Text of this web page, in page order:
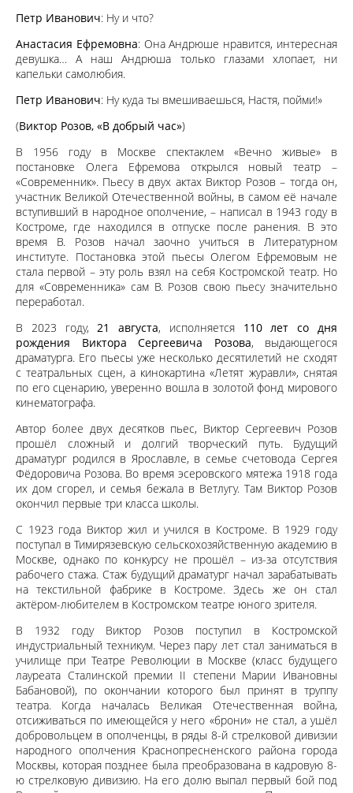
Петр Иванович: Ну и что?
Анастасия Ефремовна: Она Андрюше нравится, интересная
девушка… А наш Андрюша только глазами хлопает, ни
капельки самолюбия.
Петр Иванович: Ну куда ты вмешиваешься, Настя, пойми!»
(Виктор Розов, «В добрый час»)
В 1956 году в Москве спектаклем «Вечно живые» в
постановке Олега Ефремова открылся новый театр –
«Современник». Пьесу в двух актах Виктор Розов – тогда он,
участник Великой Отечественной войны, в самом её начале
вступивший в народное ополчение, – написал в 1943 году в
Костроме, где находился в отпуске после ранения. В это
время В. Розов начал заочно учиться в Литературном
институте. Постановка этой пьесы Олегом Ефремовым не
стала первой – эту роль взял на себя Костромской театр. Но
для «Современника» сам В. Розов свою пьесу значительно
переработал.
В 2023 году,21 августа, исполняется 110 лет со дня
рождения Виктора Сергеевича Розова, выдающегося
драматурга. Его пьесы уже несколько десятилетий не сходят
с театральных сцен, а кинокартина «Летят журавли», снятая
по его сценарию, уверенно вошла в золотой фонд мирового
кинематографа.
Автор более двух десятков пьес, Виктор Сергеевич Розов
прошёл сложный и долгий творческий путь. Будущий
драматург родился в Ярославле, в семье счетовода Сергея
Фёдоровича Розова. Во время эсеровского мятежа 1918 года
их дом сгорел, и семья бежала в Ветлугу. Там Виктор Розов
окончил первые три класса школы.
С 1923 года Виктор жил и учился в Костроме. В 1929 году
поступал в Тимирязевскую сельскохозяйственную академию в
Москве, однако по конкурсу не прошёл – из-за отсутствия
рабочего стажа. Стаж будущий драматург начал зарабатывать
на текстильной фабрике в Костроме. Здесь же он стал
актёром-любителем в Костромском театре юного зрителя.
В 1932 году Виктор Розов поступил в Костромской
индустриальный техникум. Через пару лет стал заниматься в
училище при Театре Революции в Москве (класс будущего
лауреата Сталинской премии II степени Марии Ивановны
Бабановой), по окончании которого был принят в труппу
театра. Когда началась Великая Отечественная война,
отсиживаться по имеющейся у него «брони» не стал, а ушёл
добровольцем в ополченцы, в ряды 8-й стрелковой дивизии
народного ополчения Краснопресненского района города
Москвы, которая позднее была преобразована в кадровую 8-
ю стрелковую дивизию. На его долю выпал первый бой под